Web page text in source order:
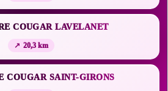
COUGAR LAVELANET
20,3 km
COUGAR SAINT-GIRONS